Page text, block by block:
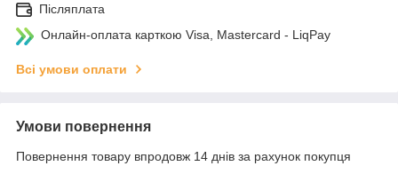
Післяплата
Онлайн-оплата карткою Visa, Mastercard - LiqPay
Всі умови оплати
Умови повернення
Повернення товару впродовж 14 днів за рахунок покупця